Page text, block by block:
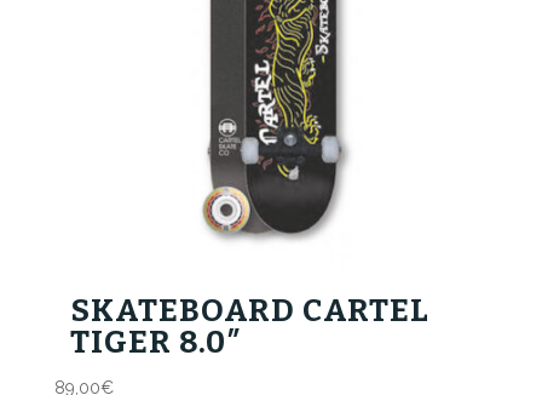
SKATEBOARD CARTEL
TIGER 8.0″
89,00€